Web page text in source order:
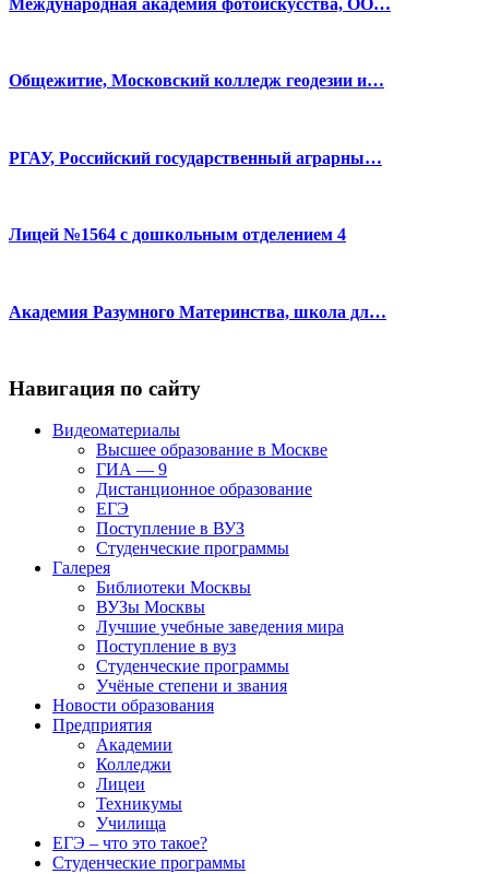
Общежитие, Московский колледж геодезии и…
РГАУ, Российский государственный аграрны…
Лицей №1564 с дошкольным отделением 4
Академия Разумного Материнства, школа дл…
Навигация по сайту
Видеоматериалы
Высшее образование в Москве
ГИА — 9
Дистанционное образование
ЕГЭ
Поступление в ВУЗ
Студенческие программы
Галерея
Библиотеки Москвы
ВУЗы Москвы
Лучшие учебные заведения мира
Поступление в вуз
Студенческие программы
Учёные степени и звания
Новости образования
Предприятия
Академии
Колледжи
Лицеи
Техникумы
Училища
ЕГЭ – что это такое?
Студенческие программы